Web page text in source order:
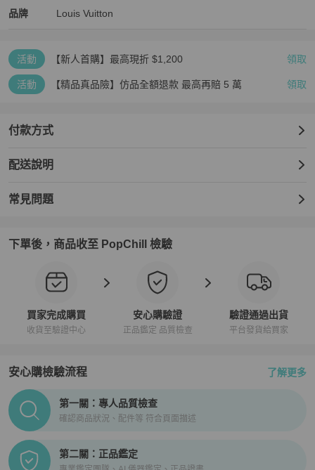
I phone 窗邊 自然光拍攝 無調整
▶️▶️追蹤賣場➕追蹤商品▶️▶️🉐️100元折價
注：一件商品折價一次
品牌
Louis Vuitton精品女包品牌介紹
Louis Vuitton
Louis Vuitton推薦清單
活動 【新人首購】最高現折 $1,200 領取
活動 【精品真品險】仿品全額退款 最高再賠 5 萬 領取
付款方式
配送說明
常見問題
下單後，商品收至 PopChill 檢驗
買家完成購買
收貨至驗證中心
安心購驗證
正品鑑定 品質檢查
驗證通過出貨
平台發貨給買家
安心購檢驗流程 了解更多
PopChill拍拍圈正品驗證、安心購檢驗流程介紹
第一關：專人品質檢查
確認商品狀況、配件等 符合頁面描述
第二關：正品鑑定